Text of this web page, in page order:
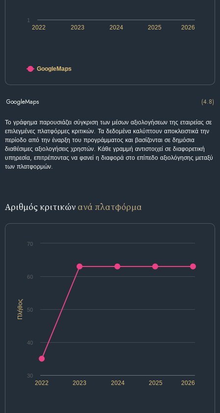
2022 2024 2026
2023 2025
1
GoogleMaps
GoogleMaps (4.8)
Το γράφημα παρουσιάζει σύγκριση των μέσων αξιολογήσεων της εταιρείας σε
επιλεγμένες πλατφόρμες κριτικών. Τα δεδομένα καλύπτουν αποκλειστικά την
περίοδο από την έναρξη του προγράμματος και βασίζονται σε δημόσια
διαθέσιμες αξιολογήσεις χρηστών. Κάθε γραμμή αντιστοιχεί σε διαφορετική
υπηρεσία, επιτρέποντας να φανεί η διαφορά στο επίπεδο αξιολόγησης μεταξύ
των πλατφορμών.
Αριθμός κριτικών ανά πλατφόρμα
Πλήθος
2022 2024 2026
2023 2025
30
40
50
60
70